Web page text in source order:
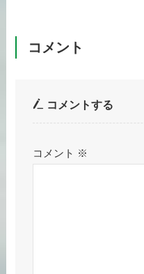
コメント
コメントする
コメント ※